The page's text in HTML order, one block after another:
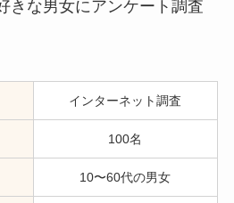
きな男女にアンケート調査
インターネット調査
100名
10〜60代の男女